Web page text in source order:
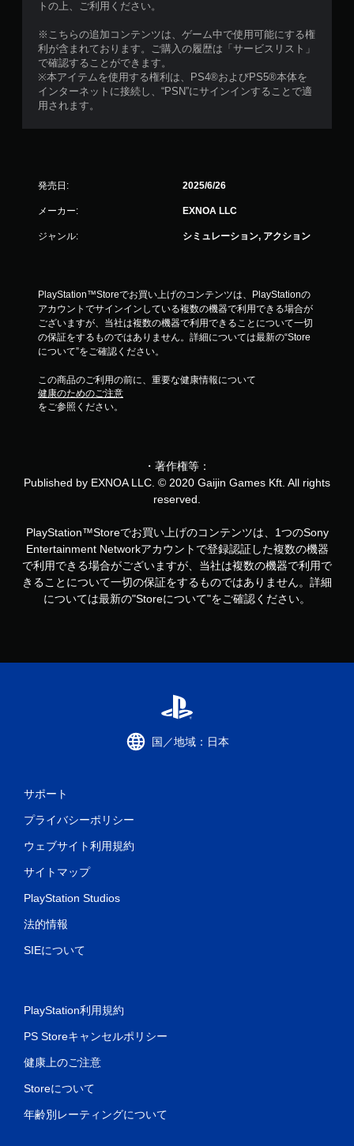
トの上、ご利用ください。
※こちらの追加コンテンツは、ゲーム中で使用可能にする権
利が含まれております。ご購入の履歴は「サービスリスト」
で確認することができます。
※本アイテムを使用する権利は、PS4®およびPS5®本体を
インターネットに接続し、“PSN”にサインインすることで適
用されます。
発売日: 2025/6/26
メーカー: EXNOA LLC
ジャンル: シミュレーション, アクション
PlayStation™Storeでお買い上げのコンテンツは、PlayStationの
アカウントでサインインしている複数の機器で利用できる場合が
ございますが、当社は複数の機器で利用できることについて一切
の保証をするものではありません。詳細については最新の“Store
について”をご確認ください。
この商品のご利用の前に、重要な健康情報について
健康のためのご注意
をご参照ください。
・著作権等：
Published by EXNOA LLC. © 2020 Gaijin Games Kft. All rights
reserved.
PlayStation™Storeでお買い上げのコンテンツは、1つのSony
Entertainment Networkアカウントで登録認証した複数の機器
で利用できる場合がございますが、当社は複数の機器で利用で
きることについて一切の保証をするものではありません。詳細
については最新の"Storeについて"をご確認ください。
国／地域：日本
サポート
プライバシーポリシー
ウェブサイト利用規約
サイトマップ
PlayStation Studios
法的情報
SIEについて
PlayStation利用規約
PS Storeキャンセルポリシー
健康上のご注意
Storeについて
年齢別レーティングについて